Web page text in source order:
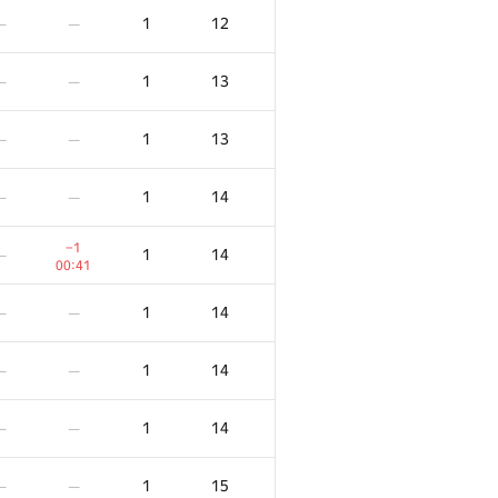
— 1 12
— 1 13
— 1 13
— 1 14
−1
00:41
1 14
— 1 14
— 1 14
— 1 14
— 1 15